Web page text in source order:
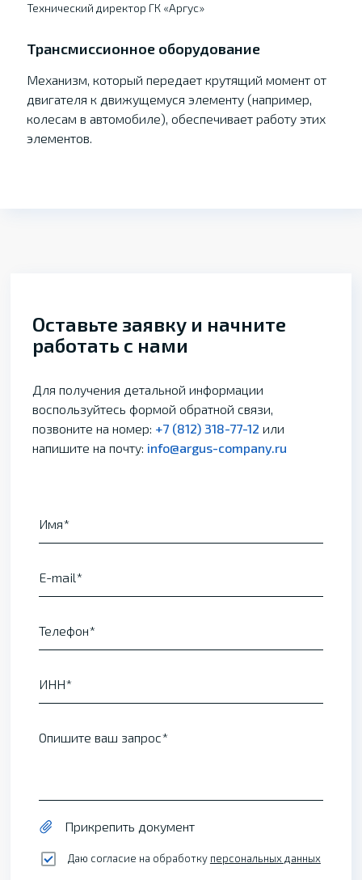
Технический директор ГК «Аргус»
Трансмиссионное оборудование
Механизм, который передает крутящий момент от
двигателя к движущемуся элементу (например,
колесам в автомобиле), обеспечивает работу этих
элементов.
Оставьте заявку и начните
работать с нами
Для получения детальной информации
воспользуйтесь формой обратной связи,
позвоните на номер: +7 (812) 318-77-12 или
напишите на почту: info@argus-company.ru
Имя
E-mail
Телефон
ИНН
Опишите ваш запрос
Прикрепить документ
Даю согласие на обработку персональных данных